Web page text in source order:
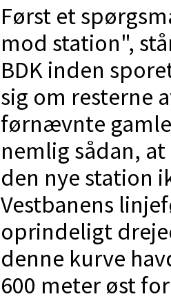
Først et
mod station",
BDK inden
sig om resterne
førnævnte
nemlig sådan,
den nye station
Vestbanens
oprindeligt
denne kurve
600 meter øst